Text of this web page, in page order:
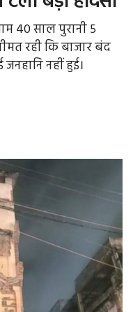
40 साल पुरानी 5
रही कि बाजार बंद
नहीं हुई।